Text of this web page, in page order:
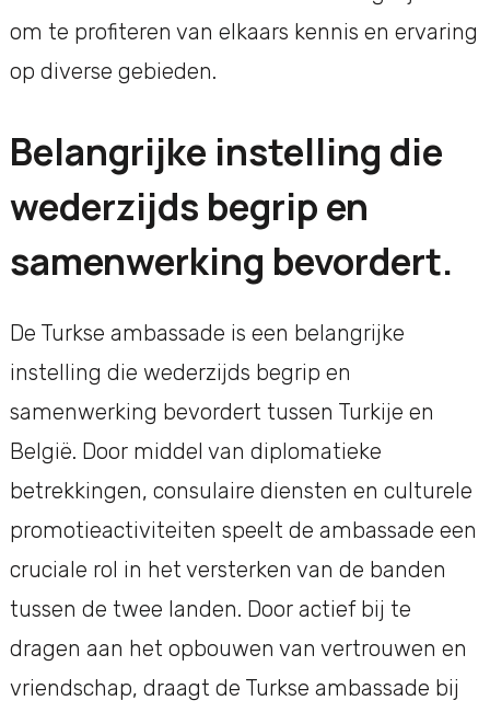
om te profiteren van elkaars kennis en ervaring
op diverse gebieden.
Belangrijke instelling die
wederzijds begrip en
samenwerking bevordert.
De Turkse ambassade is een belangrijke
instelling die wederzijds begrip en
samenwerking bevordert tussen Turkije en
België. Door middel van diplomatieke
betrekkingen, consulaire diensten en culturele
promotieactiviteiten speelt de ambassade een
cruciale rol in het versterken van de banden
tussen de twee landen. Door actief bij te
dragen aan het opbouwen van vertrouwen en
vriendschap, draagt de Turkse ambassade bij